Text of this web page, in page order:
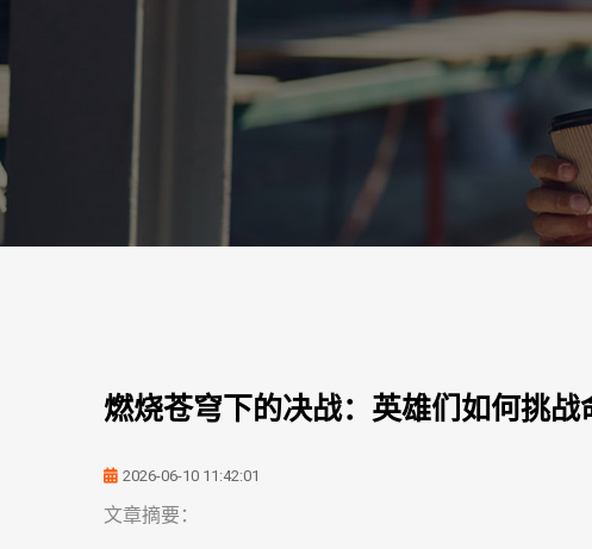
燃烧苍穹下的决战：英雄们如何挑
2026-06-10 11:42:01
文章摘要：